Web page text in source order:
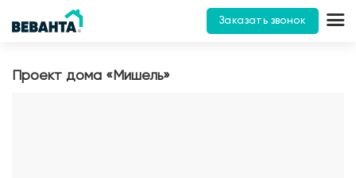
Заказать звонок
Проект дома «Мишель»